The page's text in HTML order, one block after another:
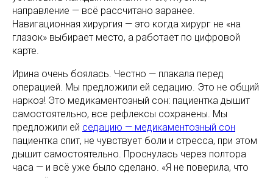
направление — всё рассчитано заранее.
Навигационная хирургия — это когда хирург не «на
глазок» выбирает место, а работает по цифровой
карте.
Ирина очень боялась. Честно — плакала перед
операцией. Мы предложили ей седацию. Это не общий
наркоз! Это медикаментозный сон: пациентка дышит
самостоятельно, все рефлексы сохранены. Мы
предложили ей седацию — медикаментозный сон
пациентка спит, не чувствует боли и стресса, при этом
дышит самостоятельно. Проснулась через полтора
часа — и всё уже было сделано. «Я не поверила, что